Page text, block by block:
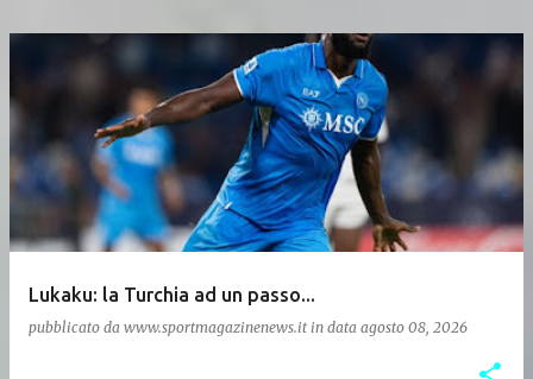
Lukaku: la Turchia ad un passo...
pubblicato da www.sportmagazinenews.it in data agosto 08, 2026